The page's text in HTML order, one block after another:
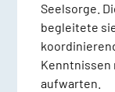
Seelsorge.
begleitete
aufwarten.